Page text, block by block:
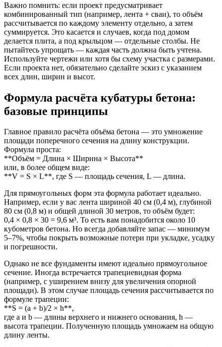
Важно помнить: если проект предусматривает
комбинированный тип (например, лента + сваи), то объём
рассчитывается по каждому элементу отдельно, а затем
суммируется. Это касается и случаев, когда под домом
делается плита, а под крыльцом — отдельные столбы. Не
пытайтесь упрощать — каждая часть должна быть учтена.
Используйте чертежи или хотя бы схему участка с размерами.
Если проекта нет, обязательно сделайте эскиз с указанием
всех длин, ширин и высот.
Формула расчёта кубатуры бетона:
базовые принципы
Главное правило расчёта объёма бетона — это умножение
площади поперечного сечения на длину конструкции.
Формула проста:
**Объём = Длина × Ширина × Высота**
или, в более общем виде:
**V = S × L**, где S — площадь сечения, L — длина.
Для прямоугольных форм эта формула работает идеально.
Например, если у вас лента шириной 40 см (0,4 м), глубиной
80 см (0,8 м) и общей длиной 30 метров, то объём будет:
0,4 × 0,8 × 30 = 9,6 м³. То есть вам понадобится около 10
кубометров бетона. Но всегда добавляйте запас — минимум
5–7%, чтобы покрыть возможные потери при укладке, усадку
и погрешности.
Однако не все фундаменты имеют идеально прямоугольное
сечение. Иногда встречается трапециевидная форма
(например, с уширением внизу для увеличения опорной
площади). В этом случае площадь сечения рассчитывается по
формуле трапеции:
**S = (a + b)/2 × h**,
где a и b — длины верхнего и нижнего основания, h —
высота трапеции. Полученную площадь умножаем на общую
длину ленты.